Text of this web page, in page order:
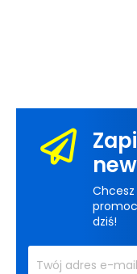
dziś!